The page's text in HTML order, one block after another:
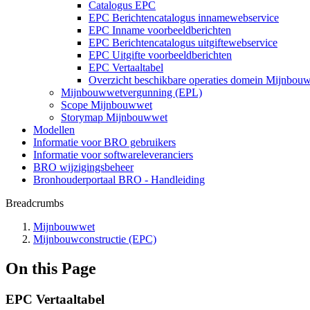
Catalogus EPC
EPC Berichtencatalogus innamewebservice
EPC Inname voorbeeldberichten
EPC Berichtencatalogus uitgiftewebservice
EPC Uitgifte voorbeeldberichten
EPC Vertaaltabel
Overzicht beschikbare operaties domein
Mijnbouwwetvergunning (EPL)
Scope Mijnbouwwet
Storymap Mijnbouwwet
Modellen
Informatie voor BRO gebruikers
Informatie voor softwareleveranciers
BRO wijzigingsbeheer
Bronhouderportaal BRO - Handleiding
Breadcrumbs
Mijnbouwwet
Mijnbouwconstructie (EPC)
On this Page
EPC Vertaaltabel